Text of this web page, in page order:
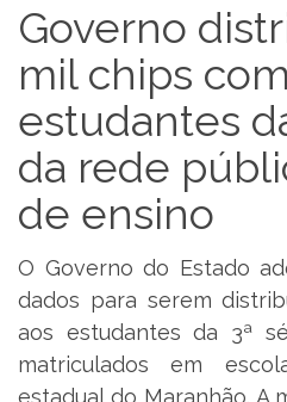
Governo
mil chips
estudantes
da rede
de ensino
O Governo do Estado
dados para serem
aos estudantes da 3ª
matriculados em
estadual do Maranhão. A